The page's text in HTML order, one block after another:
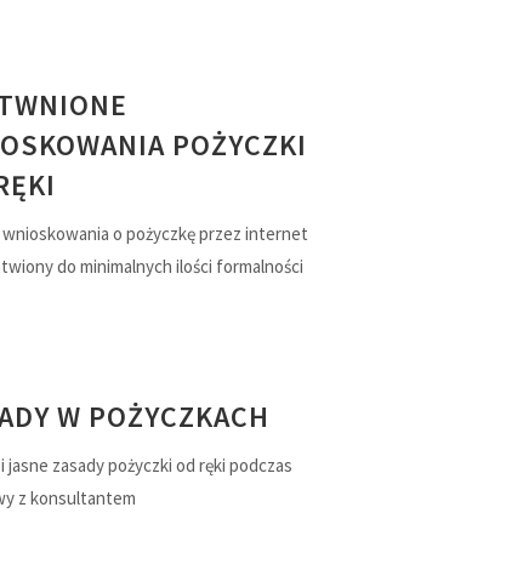
POŻYCZKI
o pożyczkę przez internet
do minimalnych ilości formalności
W POŻYCZKACH
jasne zasady pożyczki od ręki podczas
z konsultantem